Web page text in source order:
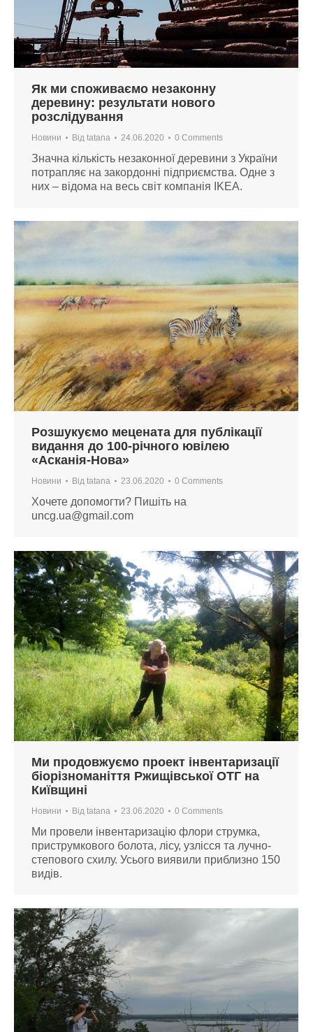
Як ми споживаємо незаконну
деревину: результати нового
розслідування
Новини Від tatana 24.06.2020 0 Comments
Значна кількість незаконної деревини з України
потрапляє на закордонні підприємства. Одне з
них – відома на весь світ компанія IKEA.
Розшукуємо мецената для публікації
видання до 100-річного ювілею
«Асканія-Нова»
Новини Від tatana 23.06.2020 0 Comments
Хочете допомогти? Пишіть на
uncg.ua@gmail.com
Ми продовжуємо проект інвентаризації
біорізноманіття Ржищівської ОТГ на
Київщині
Новини Від tatana 23.06.2020 0 Comments
Ми провели інвентаризацію флори струмка,
приструмкового болота, лісу, узлісся та лучно-
степового схилу. Усього виявили приблизно 150
видів.